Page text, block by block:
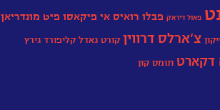
פאול דיראק פבלו רואיס אי פיקאסו פיט מונדריאן
צ'ארלס דרווין קורט גאדל קליפורד גירץ
דקארט תומס קון